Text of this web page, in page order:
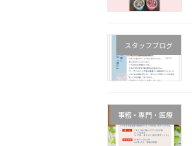
スタッフブログ
事務・専門・医療